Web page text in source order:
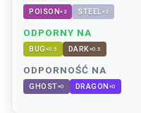
POISON× 2 STEEL ×2
ODPORNY NA
BUG ×0.5 DARK×0.5
ODPORNOŚĆ NA
GHOST×0 DRAGON ×0